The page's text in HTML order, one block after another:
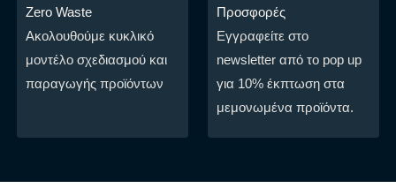
Zero Waste
Ακολουθούμε κυκλικό
μοντέλο σχεδιασμού και
παραγωγής προϊόντων
Προσφορές
Εγγραφείτε στο
newsletter από το pop up
για 10% έκπτωση στα
μεμονωμένα προϊόντα.